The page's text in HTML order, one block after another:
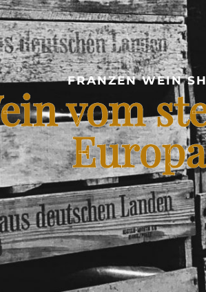
FRANZEN WEIN
vom